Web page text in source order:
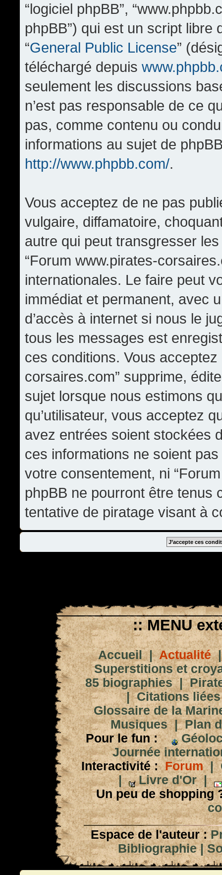
“logiciel phpBB”,
phpBB”) qui est un script
“General Public License”
téléchargé depuis
seulement les discussions
n’est pas responsable de ce
pas, comme contenu ou
informations au sujet de
http://www.phpbb.com/.
Vous acceptez de ne pas
vulgaire, diffamatoire,
autre qui peut transgresser
“Forum www.pirates-
internationales. Le faire peut
immédiat et permanent, avec
d’accès à internet si nous le
tous les messages est
ces conditions. Vous
corsaires.com” supprime,
sujet lorsque nous estimons
qu’utilisateur, vous acceptez
avez entrées soient stockées
ces informations ne soient
votre consentement, ni
phpBB ne pourront être tenus
tentative de piratage visant à
:: MENU
Accueil|Actualité
Superstitions et
85 biographies|
|Citations
Glossaire de la
Musiques|Plan
Pour le fun :
Journée
Interactivité : Forum|
|
Livre d'Or|
Un peu de shopping
Espace de l'auteur :
Bibliographie|